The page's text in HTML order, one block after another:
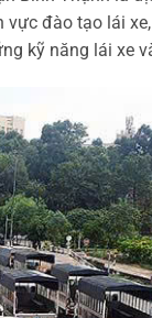
đào tạo lái
kỹ năng lái xe